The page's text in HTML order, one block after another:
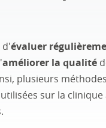
d'évaluer
améliorer la qualité
plusieurs méthodes
sur la clinique